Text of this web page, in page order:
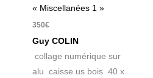
« Miscellanées 1 »
350€
Guy COLIN
collage numérique sur
alu caisse us bois 40 x